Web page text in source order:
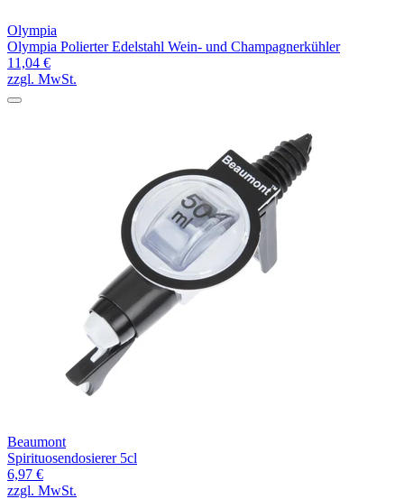
Olympia
Olympia Polierter Edelstahl Wein- und Champagnerkühler
11,04 €
zzgl. MwSt.
Beaumont
Spirituosendosierer 5cl
6,97 €
zzgl. MwSt.